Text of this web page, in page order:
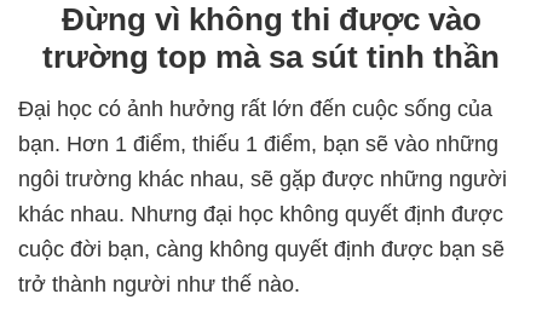
Đừng vì không thi được vào
trường top mà sa sút tinh thần
Đại học có ảnh hưởng rất lớn đến cuộc sống của
bạn. Hơn 1 điểm, thiếu 1 điểm, bạn sẽ vào những
ngôi trường khác nhau, sẽ gặp được những người
khác nhau. Nhưng đại học không quyết định được
cuộc đời bạn, càng không quyết định được bạn sẽ
trở thành người như thế nào.